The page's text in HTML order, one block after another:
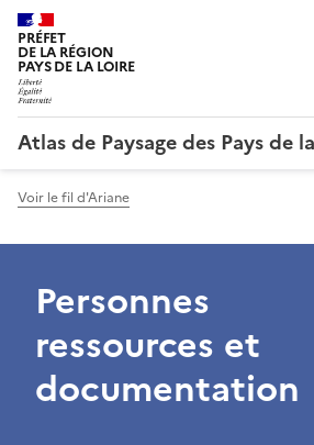
PRÉFET
DE LA RÉGION
PAYS DE LA LOIRE
Atlas de Paysage des Pays de
Voir le fil d'Ariane
Personnes
ressources et
documentation